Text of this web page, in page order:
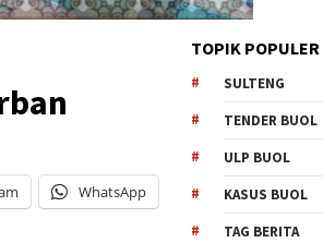
WhatsApp
TOPIK POPULER
SULTENG
TENDER BUOL
ULP BUOL
KASUS BUOL
TAG BERITA